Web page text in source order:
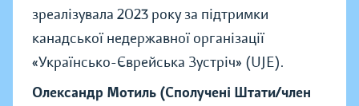
зреалізувала 2023 року за підтримки
канадської недержавної організації
«Українсько-Єврейська Зустріч» (UJE).
Олександр Мотиль (Сполучені Штати/член